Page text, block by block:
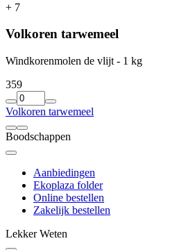
+ 7
Volkoren tarwemeel
Windkorenmolen de vlijt - 1 kg
359
Volkoren tarwemeel
Boodschappen
Aanbiedingen
Ekoplaza folder
Online bestellen
Zakelijk bestellen
Lekker Weten